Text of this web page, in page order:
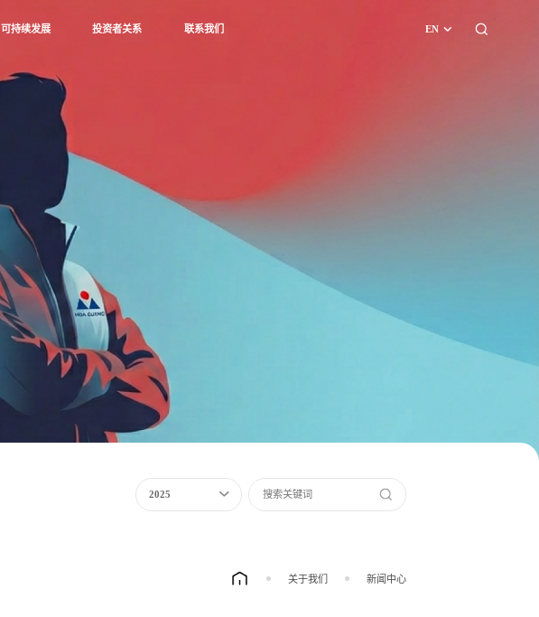
可持续发展 投资者关系 联系我们 EN
2025
关于我们 新闻中心